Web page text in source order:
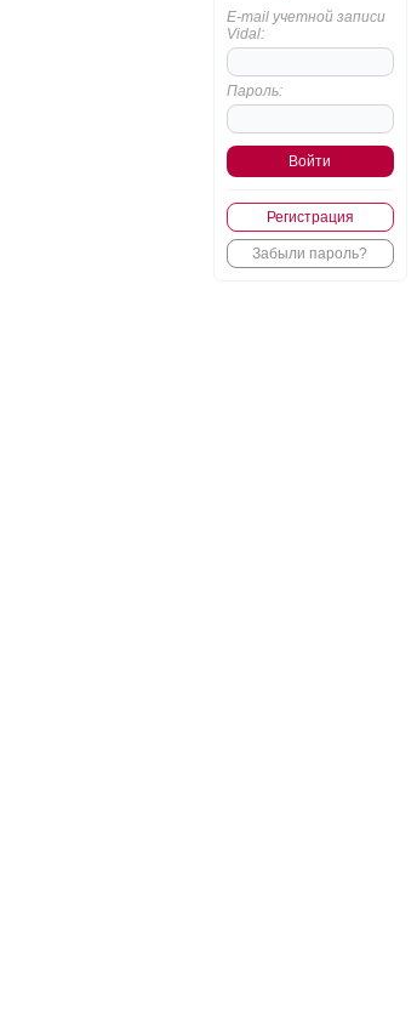
E-mail учетной записи
Vidal:
Пароль:
Регистрация
Забыли пароль?